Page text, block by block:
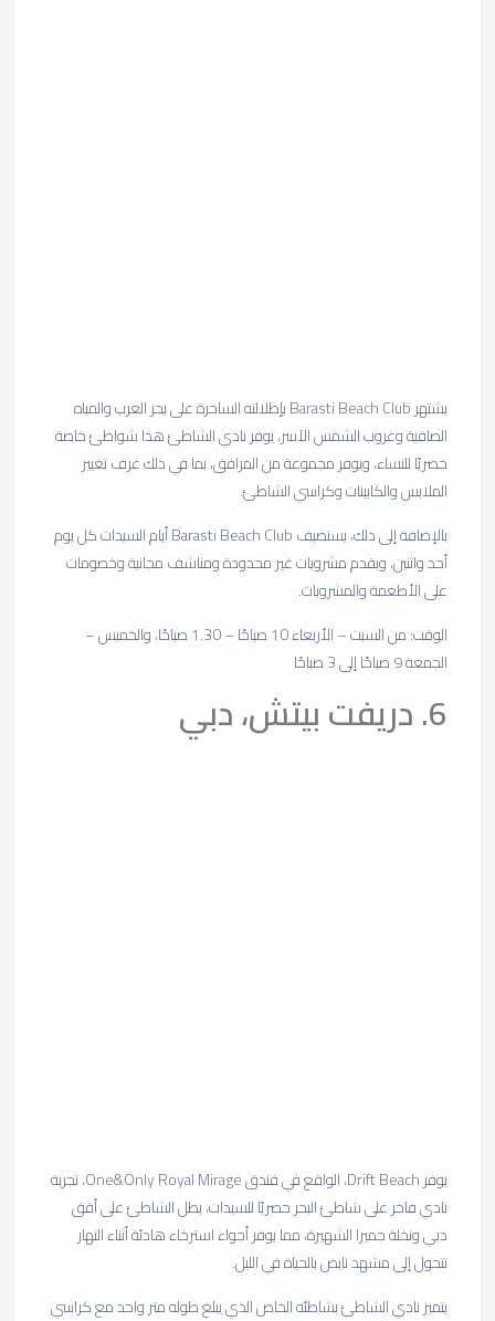
يشتهر Barasti Beach Club بإطلالته الساحرة على بحر العرب والمياه
الصافية وغروب الشمس الآسر، يوفر نادي الشاطئ هذا شواطئ خاصة
حصريًا للنساء، ويوفر مجموعة من المرافق، بما في ذلك غرف تغيير
الملابس والكابينات وكراسي الشاطئ.
بالإضافة إلى ذلك، يستضيف Barasti Beach Club أيام السيدات كل يوم
أحد واثنين، ويقدم مشروبات غير محدودة ومناشف مجانية وخصومات
على الأطعمة والمشروبات.
الوقت: من السبت – الأربعاء 10 صباحًا – 1.30 صباحًا، والخميس –
الجمعة 9 صباحًا إلى 3 صباحًا
6. دريفت بيتش، دبي
يوفر Drift Beach، الواقع في فندق One&Only Royal Mirage، تجربة
نادي فاخر على شاطئ البحر حصريًا للسيدات، يطل الشاطئ على أفق
دبي ونخلة جميرا الشهيرة، مما يوفر أجواء استرخاء هادئة أثناء النهار
تتحول إلى مشهد نابض بالحياة في الليل.
يتميز نادي الشاطئ بشاطئه الخاص الذي يبلغ طوله متر واحد مع كراسي